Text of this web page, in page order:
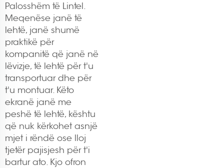
Palosshëm të Lintel.
Meqenëse janë të
lehtë, janë shumë
praktikë për
kompanitë që janë në
lëvizje, të lehtë për t'u
transportuar dhe për
t'u montuar. Këto
ekranë janë me
peshë të lehtë, kështu
që nuk kërkohet asnjë
mjet i rëndë ose lloj
tjetër pajisjesh për t'i
bartur ato. Kjo ofron